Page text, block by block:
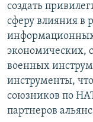
создать
сферу влияния в
экономических,
военных
инструменты,
союзников по
партнеров